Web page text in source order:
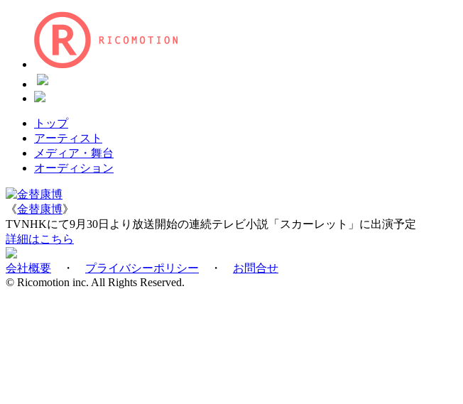
トップ
アーティスト
メディア・舞台
オーディション
《金替康博》
TVNHKにて9月30日より放送開始の連続テレビ小説「スカーレット」に出演予定
詳細はこちら
会社概要 ・ プライバシーポリシー ・ お問合せ
© Ricomotion inc. All Rights Reserved.